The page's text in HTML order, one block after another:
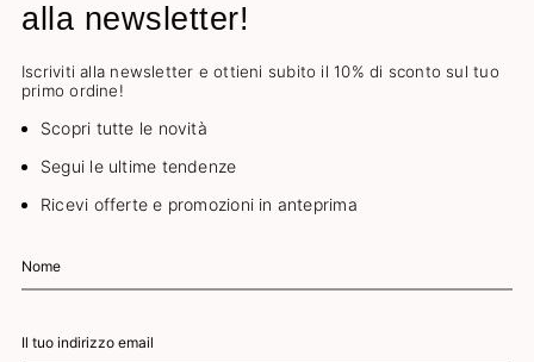
alla newsletter!
Iscriviti alla newsletter e ottieni subito il 10% di sconto sul tuo
primo ordine!
Scopri tutte le novità
Segui le ultime tendenze
Ricevi offerte e promozioni in anteprima